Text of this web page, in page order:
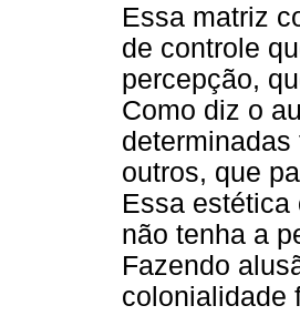
Essa matriz
de controle
percepção,
Como diz o
outros, que
Essa estética
não tenha a
Fazendo
colonialidade